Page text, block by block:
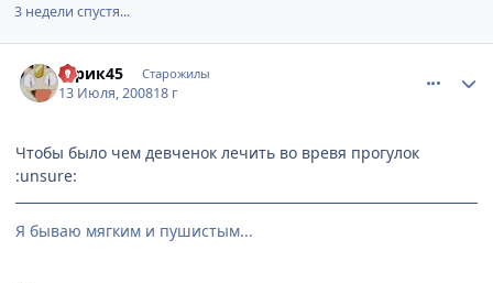
3 недели спустя...
Юрик45 Старожилы
13 Июля, 200818 г
Чтобы было чем девченок лечить во вревя прогулок
:unsure:
Я бываю мягким и пушистым...